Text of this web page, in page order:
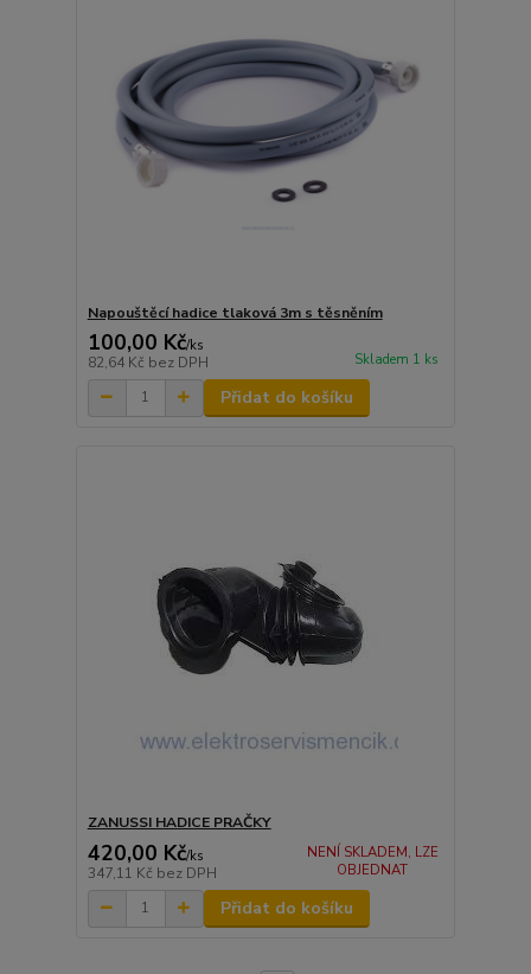
Napouštěcí hadice tlaková 3m s těsněním
100,00 Kč/ks
82,64 Kč bez DPH Skladem 1 ks
Přidat do košíku
ZANUSSI HADICE PRAČKY
420,00 Kč/ks
347,11 Kč bez DPH
NENÍ SKLADEM, LZE
OBJEDNAT
Přidat do košíku